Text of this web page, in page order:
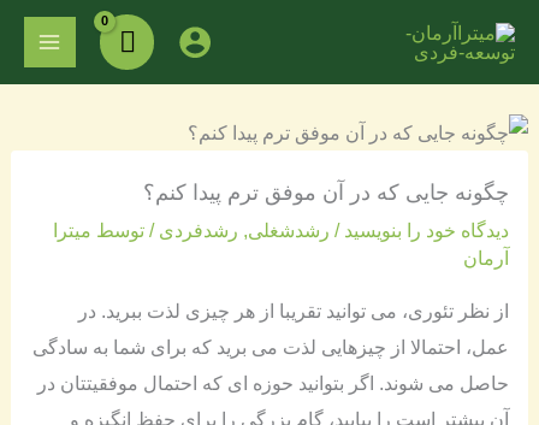
محتوا
چگونه جایی که در آن موفق ترم پیدا کنم؟
دیدگاه‌ خود را بنویسید / رشدشغلی, رشدفردی / توسط میترا
آرمان
از نظر تئوری، می توانید تقریبا از هر چیزی لذت ببرید. در
عمل، احتمالا از چیزهایی لذت می برید که برای شما به سادگی
حاصل می شوند. اگر بتوانید حوزه ای که احتمال موفقیتتان در
آن بیشتر است را بیابید، گام بزرگی را برای حفظ انگیزه و